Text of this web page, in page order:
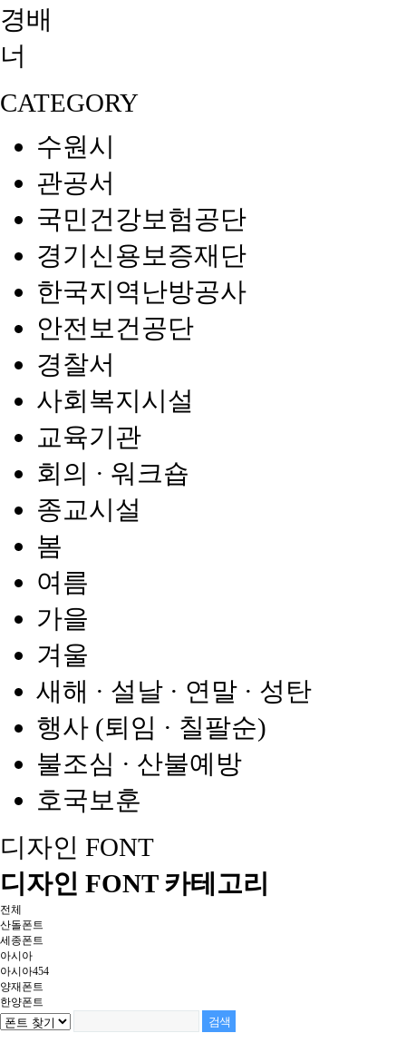
CATEGORY
수원시
관공서
국민건강보험공단
경기신용보증재단
한국지역난방공사
안전보건공단
경찰서
사회복지시설
교육기관
회의 · 워크숍
종교시설
봄
여름
가을
겨울
새해 · 설날 · 연말 · 성탄
행사 (퇴임 · 칠팔순)
불조심 · 산불예방
호국보훈
디자인 FONT
디자인 FONT 카테고리
전체
산돌폰트
세종폰트
아시아
아시아454
양재폰트
한양폰트